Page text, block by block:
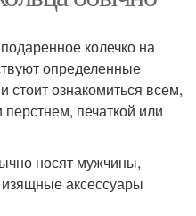
колечко на
определенные
стоит ознакомиться всем,
перстнем, печаткой или
носят мужчины,
аксессуары